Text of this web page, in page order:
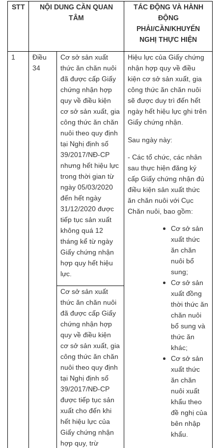
STT
NỘI DUNG CẦN QUAN
TÂM
TÁC ĐỘNG VÀ HÀNH
ĐỘNG
PHẢI/CẦN/KHUYẾN
NGHỊ THỰC HIỆN
1
Điều
34
Cơ sở sản xuất
thức ăn chăn nuôi
đã được cấp Giấy
chứng nhận hợp
quy về điều kiện
cơ sở sản xuất, gia
công thức ăn chăn
nuôi theo quy định
tại Nghị định số
39/2017/NĐ-CP
nhưng hết hiệu lực
trong thời gian từ
ngày 05/03/2020
đến hết ngày
31/12/2020 được
tiếp tục sản xuất
không quá 12
tháng kể từ ngày
Giấy chứng nhận
hợp quy hết hiệu
lực.
Hiệu lực của Giấy chứng
nhận hợp quy về điều
kiện cơ sở sản xuất, gia
công thức ăn chăn nuôi
sẽ được duy trì đến hết
ngày hết hiệu lực ghi trên
Giấy chứng nhận.
Sau ngày này:
- Các tổ chức, các nhân
sau thực hiện đăng ký
cấp Giấy chứng nhận đủ
điều kiện sản xuất thức
ăn chăn nuôi với Cục
Chăn nuôi, bao gồm:
Cơ sở sản
xuất thức
ăn chăn
nuôi bổ
sung;
Cơ sở sản
xuất đồng
thời thức ăn
chăn nuôi
bổ sung và
thức ăn
khác;
Cơ sở sản
xuất thức
ăn chăn
nuôi xuất
khẩu theo
đề nghị của
bên nhập
khẩu.
Cơ sở sản xuất
thức ăn chăn nuôi
đã được cấp Giấy
chứng nhận hợp
quy về điều kiện
cơ sở sản xuất, gia
công thức ăn chăn
nuôi theo quy định
tại Nghị định số
39/2017/NĐ-CP
được tiếp tục sản
xuất cho đến khi
hết hiệu lực của
Giấy chứng nhận
hợp quy, trừ